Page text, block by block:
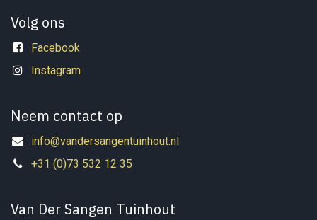
Volg ons
Facebook
Instagram
Neem contact op
info@vandersangentuinhout.nl
+31 (0)73 532 12 35
Van Der Sangen Tuinhout